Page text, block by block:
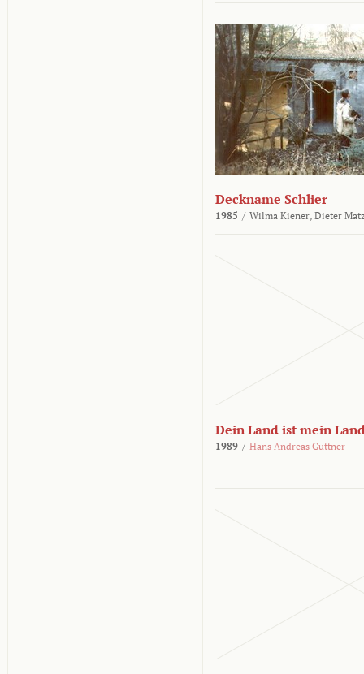
Deckname Schlier
1985 / Wilma Kiener, Dieter
Dein Land ist mein
1989 / Hans Andreas Guttner